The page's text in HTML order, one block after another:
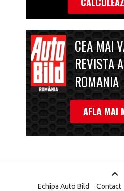
CEA MAI
REVISTA
ROMANIA
AFLA MAI
Echipa Auto Bild Contact